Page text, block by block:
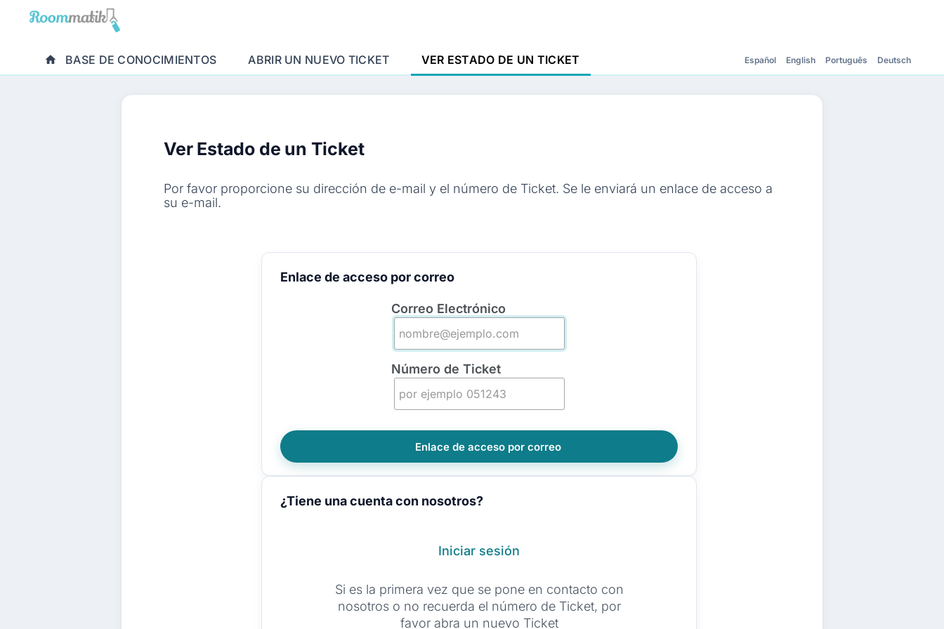
BASE DE CONOCIMIENTOS ABRIR UN NUEVO TICKET VER ESTADO DE UN TICKET Español English Português Deutsch
Ver Estado de un Ticket
Por favor proporcione su dirección de e-mail y el número de Ticket. Se le enviará un enlace de acceso a
su e-mail.
Enlace de acceso por correo
Correo Electrónico
Número de Ticket
¿Tiene una cuenta con nosotros?
Iniciar sesión
Si es la primera vez que se pone en contacto con
nosotros o no recuerda el número de Ticket, por
favor abra un nuevo Ticket